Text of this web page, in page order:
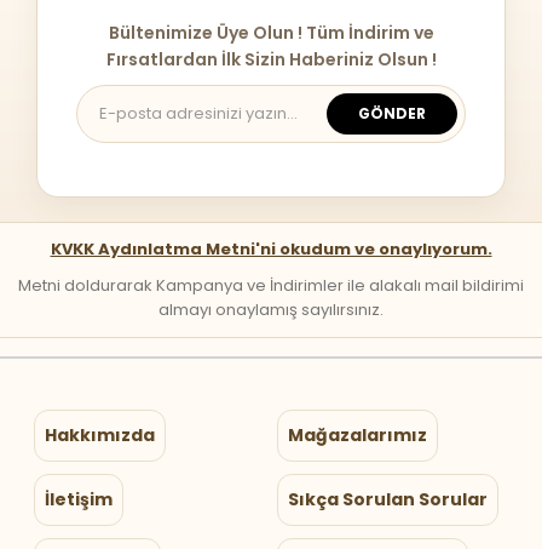
Bültenimize Üye Olun ! Tüm İndirim ve
Fırsatlardan İlk Sizin Haberiniz Olsun !
GÖNDER
KVKK Aydınlatma Metni'ni okudum ve onaylıyorum.
Metni doldurarak Kampanya ve İndirimler ile alakalı mail bildirimi
almayı onaylamış sayılırsınız.
Hakkımızda Mağazalarımız
İletişim Sıkça Sorulan Sorular